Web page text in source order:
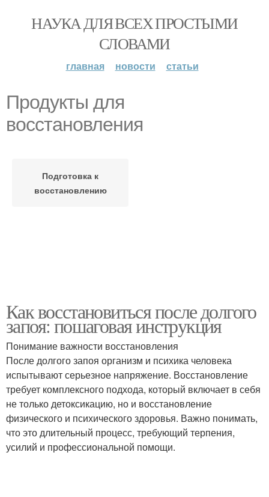
НАУКА ДЛЯ ВСЕХ ПРОСТЫМИ
СЛОВАМИ
главная новости статьи
Продукты для
восстановления
Подготовка к
восстановлению
Как восстановиться после долгого
запоя: пошаговая инструкция
Понимание важности восстановления
После долгого запоя организм и психика человека
испытывают серьезное напряжение. Восстановление
требует комплексного подхода, который включает в себя
не только детоксикацию, но и восстановление
физического и психического здоровья. Важно понимать,
что это длительный процесс, требующий терпения,
усилий и профессиональной помощи.